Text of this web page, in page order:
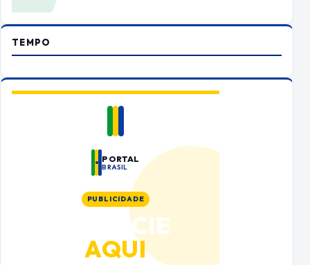
TEMPO
PORTAL
BRASIL
PUBLICIDADE
ANUNCIE
AQUI